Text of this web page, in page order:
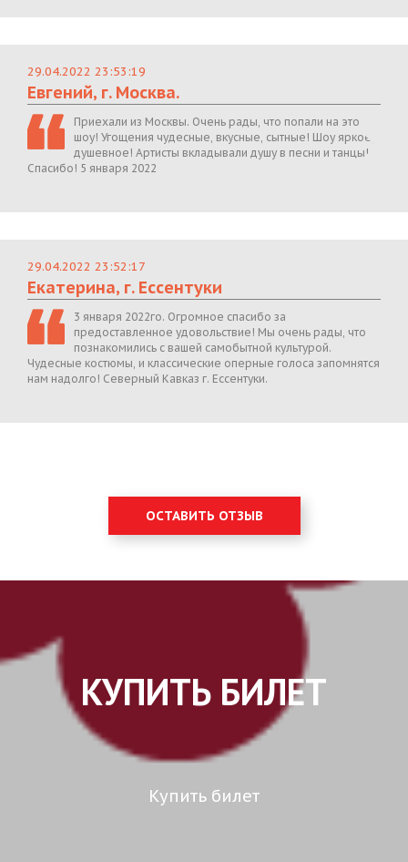
29.04.2022 23:53:19
Евгений, г. Москва.
Приехали из Москвы. Очень рады, что попали на это
шоу! Угощения чудесные, вкусные, сытные! Шоу яркое,
душевное! Артисты вкладывали душу в песни и танцы!
Спасибо! 5 января 2022
29.04.2022 23:52:17
Екатерина, г. Ессентуки
3 января 2022го. Огромное спасибо за
предоставленное удовольствие! Мы очень рады, что
познакомились с вашей самобытной культурой.
Чудесные костюмы, и классические оперные голоса запомнятся
нам надолго! Северный Кавказ г. Ессентуки.
ОСТАВИТЬ ОТЗЫВ
КУПИТЬ БИЛЕТ
Купить билет